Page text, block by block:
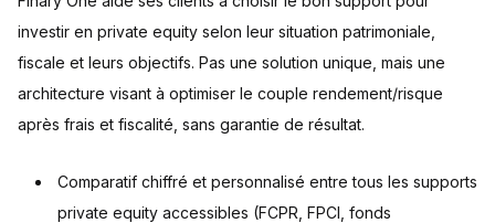
investir en private equity selon leur situation patrimoniale,
fiscale et leurs objectifs. Pas une solution unique, mais une
architecture visant à optimiser le couple rendement/risque
après frais et fiscalité, sans garantie de résultat.
Comparatif chiffré et personnalisé entre tous les supports
private equity accessibles (FCPR, FPCI, fonds